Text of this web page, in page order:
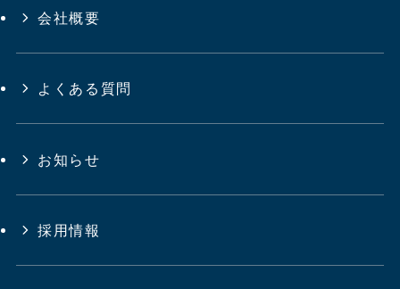
会社概要
よくある質問
お知らせ
採用情報